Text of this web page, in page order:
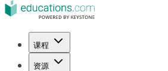
课程
资源